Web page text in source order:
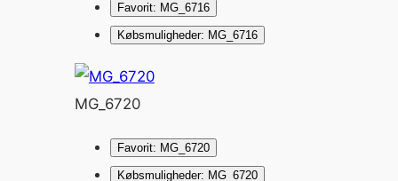
Favorit: MG_6716
Købsmuligheder: MG_6716
MG_6720
Favorit: MG_6720
Købsmuligheder: MG_6720